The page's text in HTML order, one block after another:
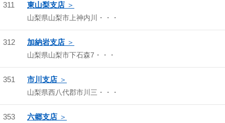
311 東山梨支店
山梨県山梨市上神内川・・・
312 加納岩支店
山梨県山梨市下石森7・・・
351 市川支店
山梨県西八代郡市川三・・・
353 六郷支店